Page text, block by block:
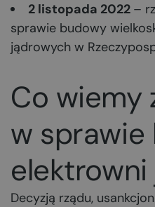
2 listopada 2022 –
sprawie budowy
jądrowych w
Co wiemy
w
Decyzją rządu,